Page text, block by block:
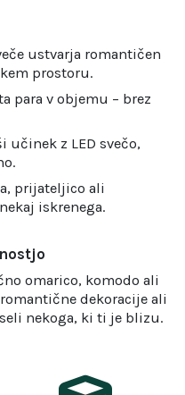
ustvarja romantičen
prostoru.
para v objemu – brez
učinek z LED svečo,
prijateljico ali
iskrenega.
omarico, komodo ali
dekoracije ali
nekoga, ki ti je blizu.